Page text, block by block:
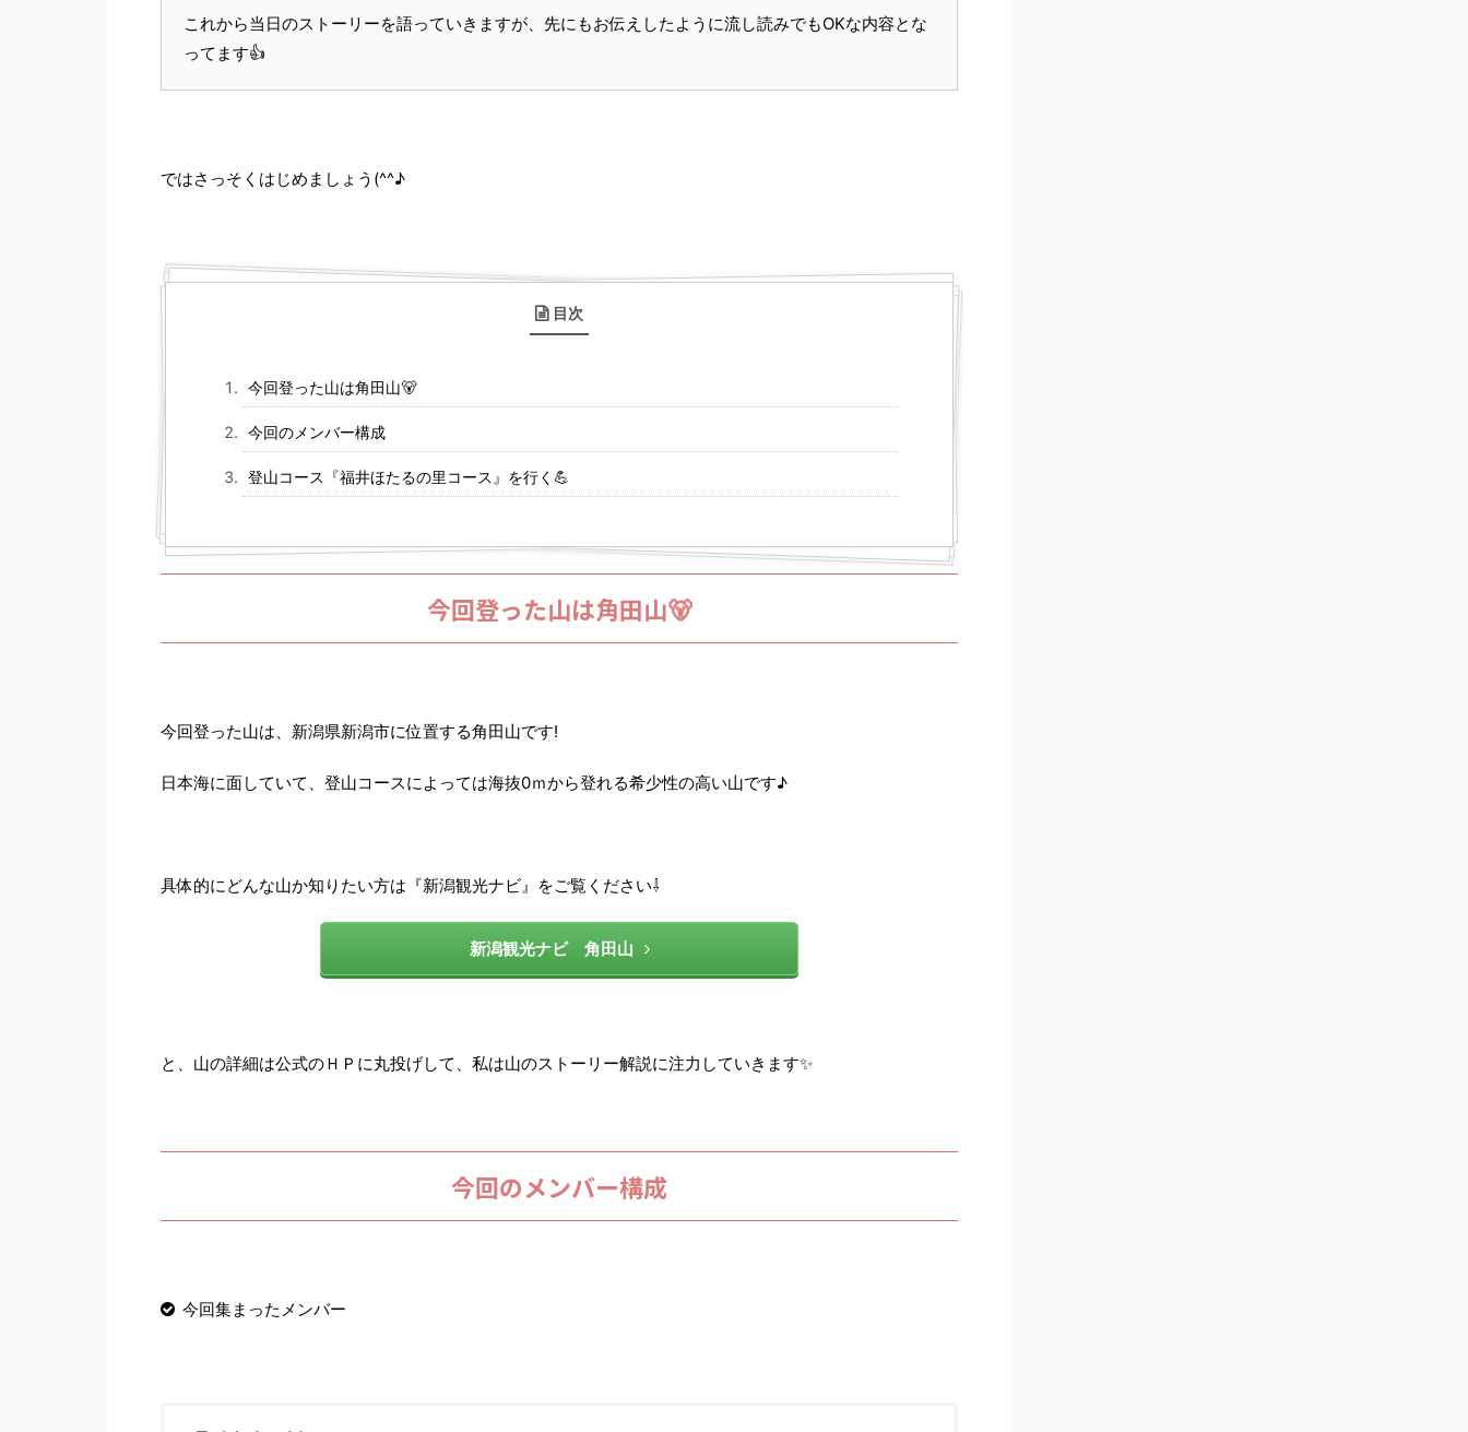
これから当日のストーリーを語っていきますが、先にもお伝えしたように流し読みでもOKな内容とな
ってます👍
ではさっそくはじめましょう(^^♪
目次
今回登った山は角田山🐻
今回のメンバー構成
登山コース『福井ほたるの里コース』を行く💪
今回登った山は角田山🐻
今回登った山は、新潟県新潟市に位置する角田山です!
日本海に面していて、登山コースによっては海抜0ｍから登れる希少性の高い山です♪
具体的にどんな山か知りたい方は『新潟観光ナビ』をご覧ください⇩
新潟観光ナビ 角田山
と、山の詳細は公式のＨＰに丸投げして、私は山のストーリー解説に注力していきます✨
今回のメンバー構成
今回集まったメンバー